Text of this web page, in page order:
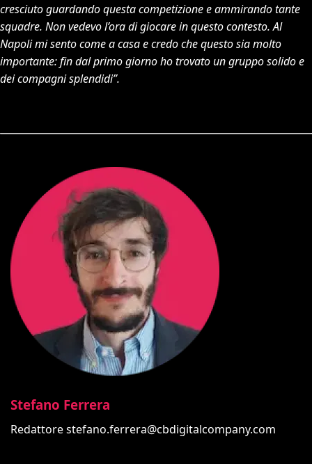
cresciuto guardando questa competizione e ammirando tante
squadre. Non vedevo l’ora di giocare in questo contesto. Al
Napoli mi sento come a casa e credo che questo sia molto
importante: fin dal primo giorno ho trovato un gruppo solido e
dei compagni splendidi”.
Stefano Ferrera
Redattorestefano.ferrera@cbdigitalcompany.com